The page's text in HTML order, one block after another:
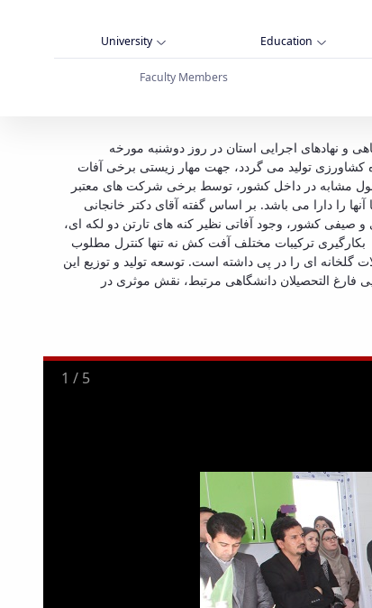
University Education
Faculty Members
زیستی آفات - دانشگاه بوعلی سینا همدان
و نهادهای اجرایی استان در روز دوشنبه مورخه
کشاورزی تولید می گردد، جهت مهار زیستی برخی آفات
مشابه در داخل کشور، توسط برخی شرکت های معتبر
را دارا می باشد. بر اساس گفته آقای دکتر خانجانی
کشور، وجود آفاتی نظیر کنه های تارتن دو لکه ای،
بکارگیری ترکیبات مختلف آفت کش نه تنها کنترل مطلوب
ای را در پی داشته است. توسعه تولید و توزیع این
فارغ التحصیلان دانشگاهی مرتبط، نقش موثری در
2 / 5